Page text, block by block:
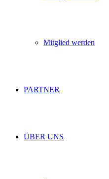
Mitglied werden
PARTNER
ÜBER UNS